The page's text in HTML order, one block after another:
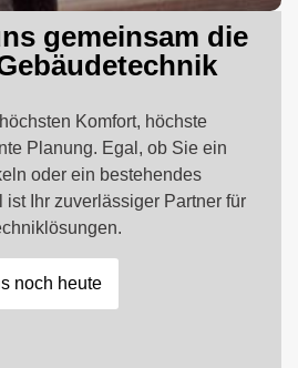
gemeinsam die
Komfort, höchste
Planung. Egal, ob Sie ein
oder ein bestehendes
Ihr zuverlässiger Partner für
noch heute